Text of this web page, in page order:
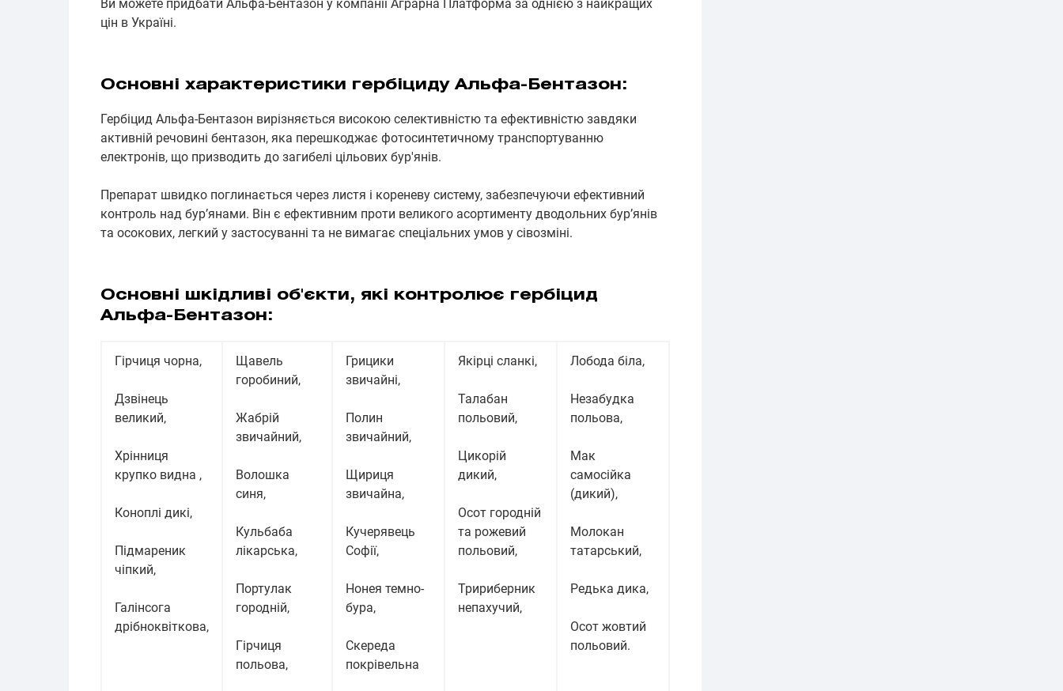
Ви можете придбати Альфа-Бентазон у компанії Аграрна Платформа за однією з найкращих
цін в Україні.
Основні характеристики гербіциду Альфа-Бентазон:
Гербіцид Альфа-Бентазон вирізняється високою селективністю та ефективністю завдяки
активній речовині бентазон, яка перешкоджає фотосинтетичному транспортуванню
електронів, що призводить до загибелі цільових бур'янів.
Препарат швидко поглинається через листя і кореневу систему, забезпечуючи ефективний
контроль над бур’янами. Він є ефективним проти великого асортименту дводольних бур’янів
та осокових, легкий у застосуванні та не вимагає спеціальних умов у сівозміні.
Основні шкідливі об'єкти, які контролює гербіцид
Альфа-Бентазон:
Гірчиця чорна,
Дзвінець
великий,
Хрінниця
крупко видна ,
Коноплі дикі,
Підмареник
чіпкий,
Галінсога
дрібноквіткова,
Щавель
горобиний,
Жабрій
звичайний,
Волошка
синя,
Кульбаба
лікарська,
Портулак
городній,
Гірчиця
польова,
Грицики
звичайні,
Полин
звичайний,
Щириця
звичайна,
Кучерявець
Софії,
Нонея темно-
бура,
Скереда
покрівельна
Якірці сланкі,
Талабан
польовий,
Цикорій
дикий,
Осот городній
та рожевий
польовий,
Тририберник
непахучий,
Лобода біла,
Незабудка
польова,
Мак
самосійка
(дикий),
Молокан
татарський,
Редька дика,
Осот жовтий
польовий.